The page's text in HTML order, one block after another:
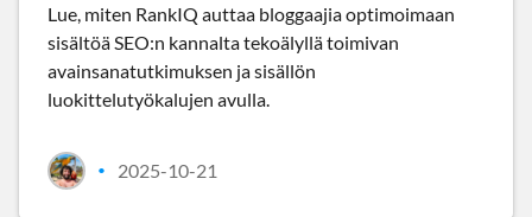
Lue, miten RankIQ auttaa bloggaajia optimoimaan
sisältöä SEO:n kannalta tekoälyllä toimivan
avainsanatutkimuksen ja sisällön
luokittelutyökalujen avulla.
• 2025-10-21